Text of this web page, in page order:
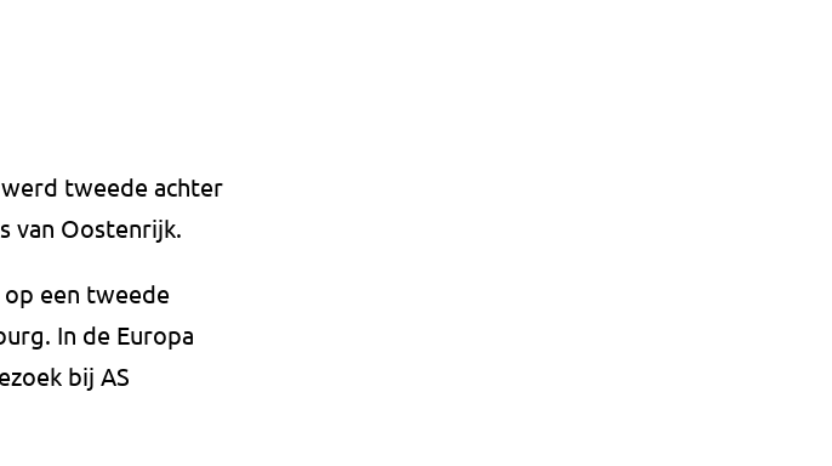
tweede achter
van Oostenrijk.
een tweede
In de Europa
bij AS